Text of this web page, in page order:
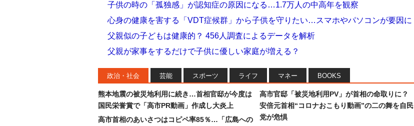
子供の時の「孤独感」が認知症の原因になる…1.7万人の中高年を観察
心身の健康を害する「VDT症候群」から子供を守りたい…スマホやパソコンが要因に
父親似の子どもは健康的？ 456人調査によるデータを解析
父親が家事をするだけで子供に優しい家庭が増える？
政治・社会 芸能 スポーツ ライフ マネー BOOKS
熊本地震の被災地利用に続き…首相官邸が今度は
国民栄誉賞で「高市PR動画」作成し大炎上
高市首相のあいさつはコピペ率85％…「広島への
高市官邸「被災地利用PV」が首相の命取りに？
安倍元首相“コロナおこもり動画”の二の舞を自民
党が危惧